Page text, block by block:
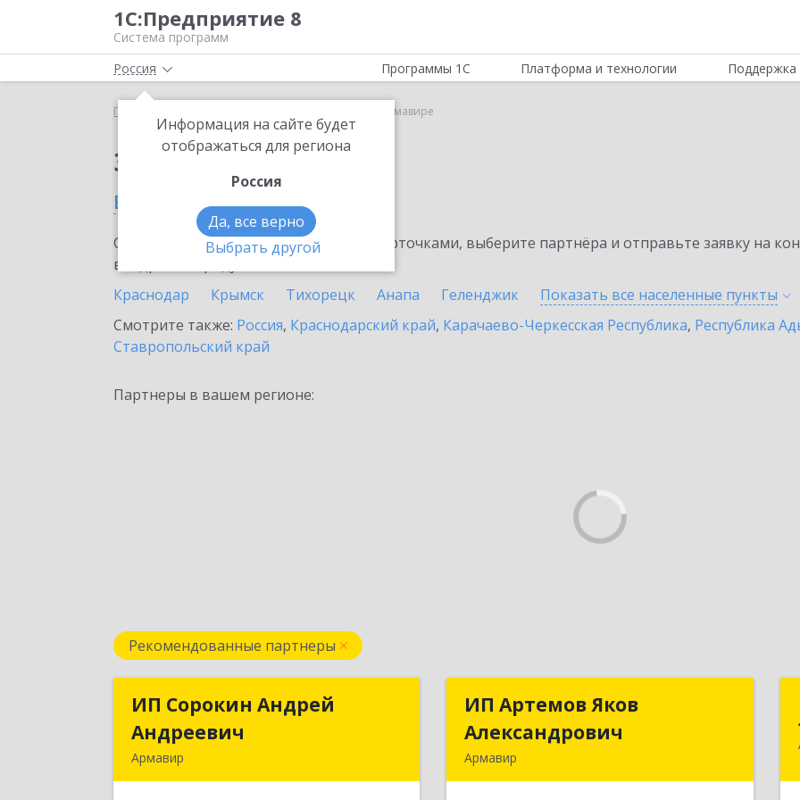
1С:Предприятие 8
Система программ
Россия
Информация на сайте будет
отображаться для региона
Россия
Да, все верно
Выбрать другой
Программы 1С Платформа и технологии Поддержка
Главная 1С:Линк в Армавире
Заказать 1С:Линк
в Армавире
Ознакомьтесь с информационными карточками, выберите партнёра и отправьте заявку на
внедрение продукта.
Краснодар
Крымск Тихорецк Анапа Геленджик Показать все населенные пункты
Смотрите также: Россия, Краснодарский край, Карачаево-Черкесская Республика, Республика
Ставропольский край
Партнеры в вашем регионе:
Рекомендованные партнеры
ИП Сорокин Андрей
Андреевич
Армавир
ИП Сорокин Андрей
ИП Артемов Яков
Александрович
Армавир
ИП Артемов Яков
Александрович